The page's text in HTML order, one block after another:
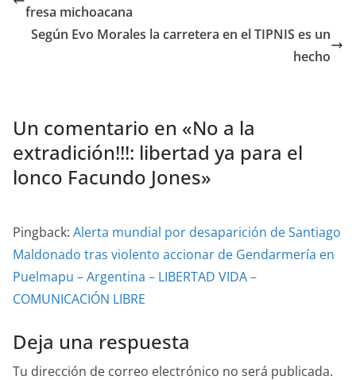
fresa michoacana
Según Evo Morales la carretera en el TIPNIS es un
hecho
Un comentario en «No a la
extradición!!!: libertad ya para el
lonco Facundo Jones»
Pingback: Alerta mundial por desaparición de Santiago
Maldonado tras violento accionar de Gendarmería en
Puelmapu – Argentina – LIBERTAD VIDA –
COMUNICACIÓN LIBRE
Deja una respuesta
Tu dirección de correo electrónico no será publicada.